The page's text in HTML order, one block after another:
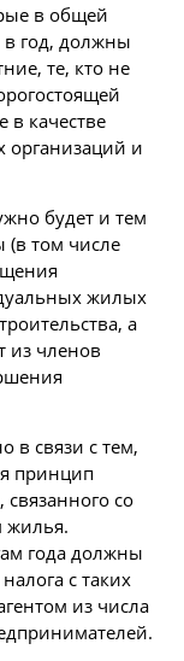
в общей
год, должны
те, кто не
в качестве
организаций и
будет и тем
(в том числе
жилых
а
из членов
в связи с тем,
принцип
со
жилья.
года должны
с таких
из числа